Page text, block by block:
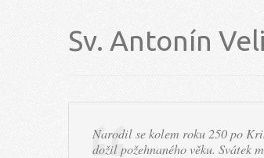
Sv. Antonín
Narodil se kolem roku 250 po
dožil požehnaného věku. Svátek